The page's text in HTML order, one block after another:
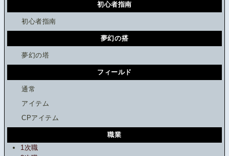
初心者指南
初心者指南
夢幻の搭
夢幻の塔
フィールド
通常
アイテム
CPアイテム
職業
1次職